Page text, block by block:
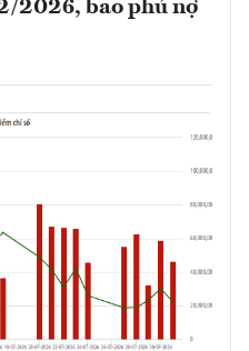
2026, bao phủ nợ